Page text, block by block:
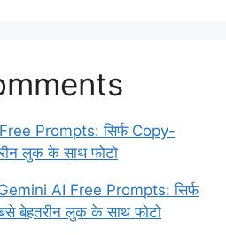
Prompts: सिर्फ Copy-
लुक के साथ फोटो
AI Free Prompts: सिर्फ
बेहतरीन लुक के साथ फोटो